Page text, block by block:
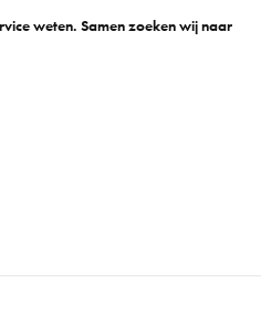
weten. Samen zoeken wij naar